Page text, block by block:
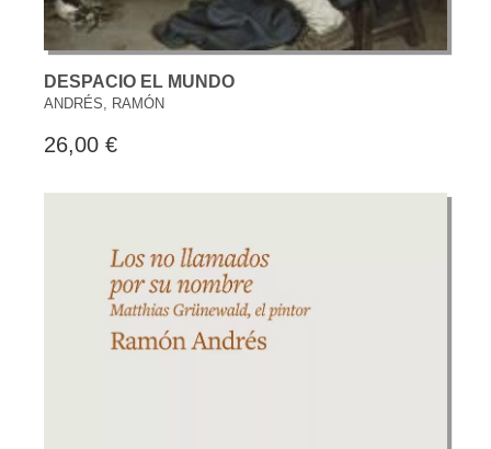
DESPACIO EL MUNDO
ANDRÉS, RAMÓN
26,00 €